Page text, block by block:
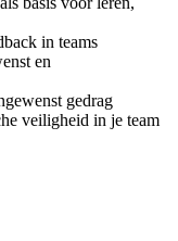
in teams
en
gedrag
veiligheid in je team
leiderschap inhoudt
zich durven